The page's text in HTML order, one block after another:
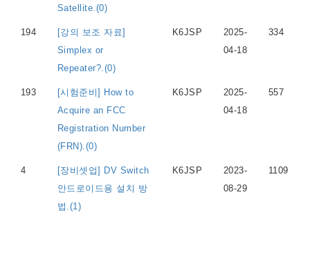
Satellite.(0)
194
[강의 보조 자료]
Simplex or
Repeater?.(0)
K6JSP
2025-
04-18
334
193
[시험준비] How to
Acquire an FCC
Registration Number
(FRN).(0)
K6JSP
2025-
04-18
557
4
[장비셋업] DV Switch
안드로이드용 설치 방
법.(1)
K6JSP
2023-
08-29
1109